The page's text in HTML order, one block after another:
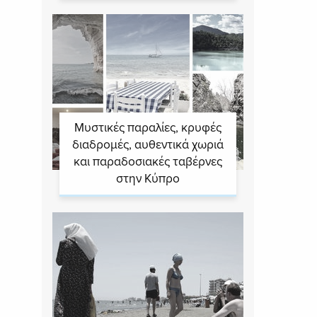
Μυστικές παραλίες, κρυφές
διαδρομές, αυθεντικά χωριά
και παραδοσιακές ταβέρνες
στην Κύπρο